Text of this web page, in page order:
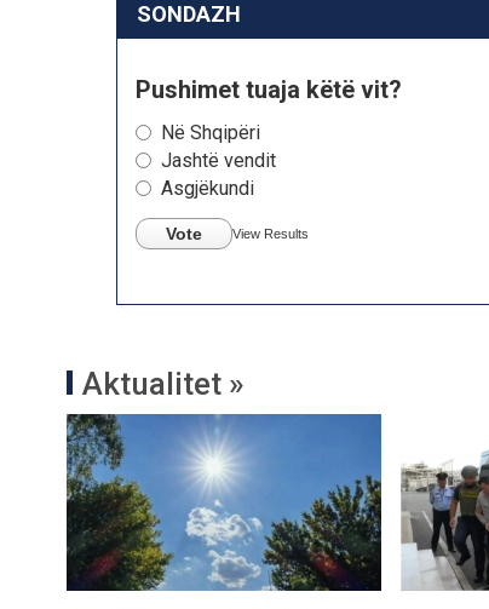
SONDAZH
Pushimet tuaja këtë vit?
Në Shqipëri
Jashtë vendit
Asgjëkundi
Vote View Results
Aktualitet »